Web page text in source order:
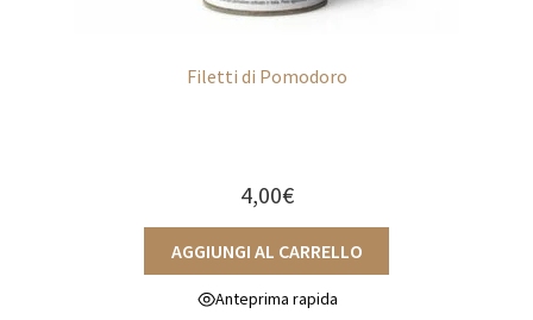
Filetti di Pomodoro
4,00€
AGGIUNGI AL CARRELLO
Anteprima rapida